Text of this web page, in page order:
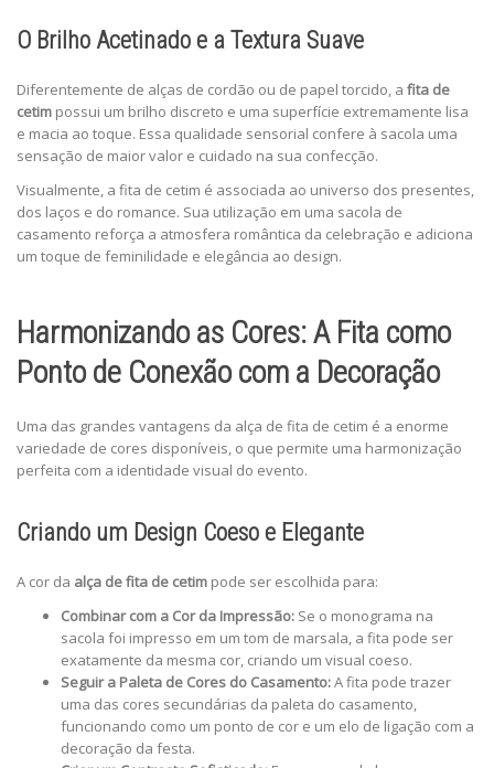
O Brilho Acetinado e a Textura Suave
Diferentemente de alças de cordão ou de papel torcido, a fita de
cetim possui um brilho discreto e uma superfície extremamente lisa
e macia ao toque. Essa qualidade sensorial confere à sacola uma
sensação de maior valor e cuidado na sua confecção.
Visualmente, a fita de cetim é associada ao universo dos presentes,
dos laços e do romance. Sua utilização em uma sacola de
casamento reforça a atmosfera romântica da celebração e adiciona
um toque de feminilidade e elegância ao design.
Harmonizando as Cores: A Fita como
Ponto de Conexão com a Decoração
Uma das grandes vantagens da alça de fita de cetim é a enorme
variedade de cores disponíveis, o que permite uma harmonização
perfeita com a identidade visual do evento.
Criando um Design Coeso e Elegante
A cor da alça de fita de cetim pode ser escolhida para:
Combinar com a Cor da Impressão: Se o monograma na
sacola foi impresso em um tom de marsala, a fita pode ser
exatamente da mesma cor, criando um visual coeso.
Seguir a Paleta de Cores do Casamento:A fita pode trazer
uma das cores secundárias da paleta do casamento,
funcionando como um ponto de cor e um elo de ligação com a
decoração da festa.